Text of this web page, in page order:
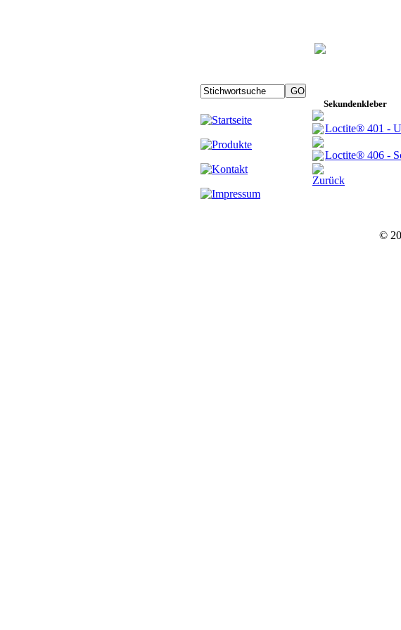
Sekundenkleber
Loctite® 401 -
Loctite® 406 -
Zurück
©